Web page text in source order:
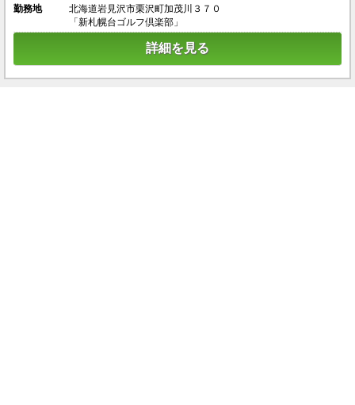
勤務地
北海道岩見沢市栗沢町加茂川３７０
「新札幌台ゴルフ倶楽部」
詳細を見る